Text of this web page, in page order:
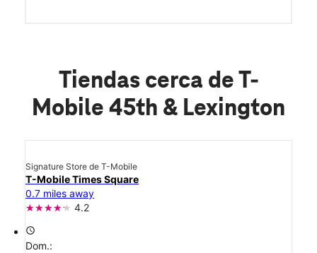
Tiendas cerca de T-
Mobile 45th & Lexington
Signature Store de T-Mobile
T-Mobile Times Square
0.7 miles away
4.2
access_time
Dom.: